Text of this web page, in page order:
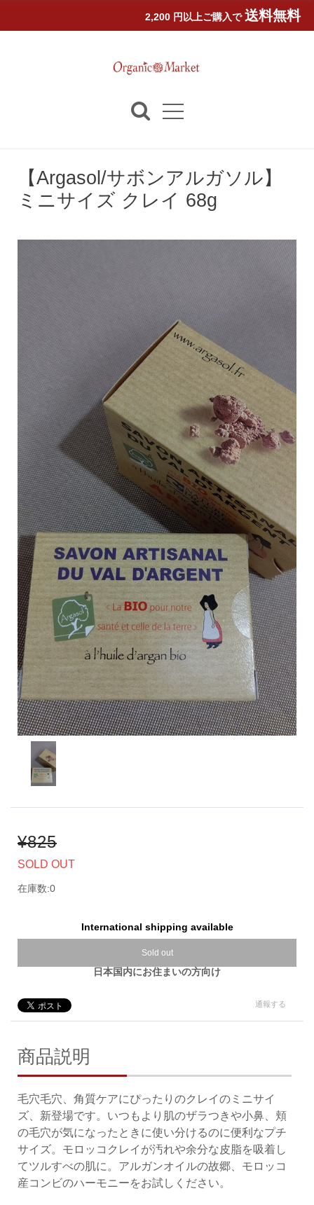
2,200 円以上ご購入で 送料無料
【Argasol/サボンアルガソル】
ミニサイズ クレイ 68g
¥825
SOLD OUT
在庫数:0
International shipping available
Sold out
日本国内にお住まいの方向け
通報する
商品説明
毛穴毛穴、角質ケアにぴったりのクレイのミニサイ
ズ、新登場です。いつもより肌のザラつきや小鼻、頬
の毛穴が気になったときに使い分けるのに便利なプチ
サイズ。モロッコクレイが汚れや余分な皮脂を吸着し
てツルすべの肌に。アルガンオイルの故郷、モロッコ
産コンビのハーモニーをお試しください。